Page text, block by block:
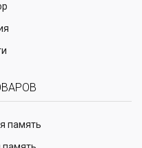
память